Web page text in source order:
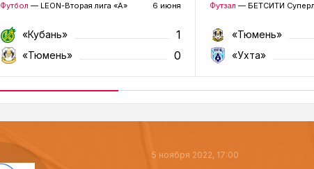
Футбол — LEON-Вторая лига «А» 6 июня
«Кубань» 1
«Тюмень» 0
Футзал — БЕТСИТИ
«Тюмень»
«Ухта»
5 ноября 2022, 17:00